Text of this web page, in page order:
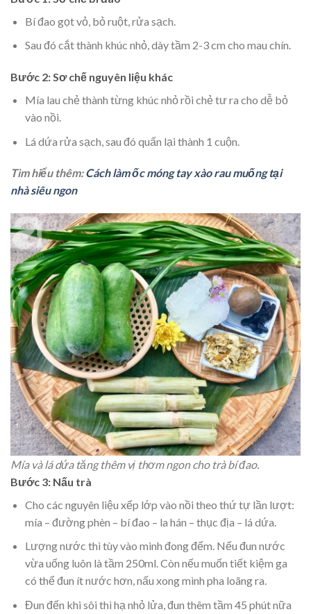
Bí đao gọt vỏ, bỏ ruột, rửa sạch.
Sau đó cắt thành khúc nhỏ, dày tầm 2-3 cm cho mau chín.
Bước 2: Sơ chế nguyên liệu khác
Mía lau chẻ thành từng khúc nhỏ rồi chẻ tư ra cho dễ bỏ
vào nồi.
Lá dứa rửa sạch, sau đó quấn lại thành 1 cuộn.
Tìm hiểu thêm:Cách làm ốc móng tay xào rau muống tại
nhà siêu ngon
Mía và lá dứa tăng thêm vị thơm ngon cho trà bí đao.
Bước 3: Nấu trà
Cho các nguyên liệu xếp lớp vào nồi theo thứ tự lần lượt:
mía – đường phèn – bí đao – la hán – thục địa – lá dứa.
Lượng nước thì tùy vào mình đong đếm. Nếu đun nước
vừa uống luôn là tầm 250ml. Còn nếu muốn tiết kiệm ga
có thể đun ít nước hơn, nấu xong mình pha loãng ra.
Đun đến khi sôi thì hạ nhỏ lửa, đun thêm tầm 45 phút nữa